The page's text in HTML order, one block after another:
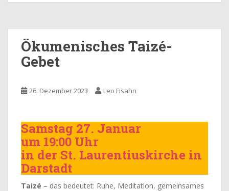
Ökumenisches Taizé-
Gebet
26. Dezember 2023 Leo Fisahn
Samstag 27. Januar
um 19:00 Uhr
in der St. Laurentiuskirche in
Darstadt
Taizé – das bedeutet: Ruhe, Meditation, gemeinsames